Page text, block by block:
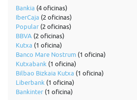
Bankia (4 oficinas)
IberCaja (2 oficinas)
Popular (2 oficinas)
BBVA (2 oficinas)
Kutxa (1 oficina)
Banco Mare Nostrum (1 oficina)
Kutxabank (1 oficina)
Bilbao Bizkaia Kutxa (1 oficina)
Liberbank (1 oficina)
Bankinter (1 oficina)